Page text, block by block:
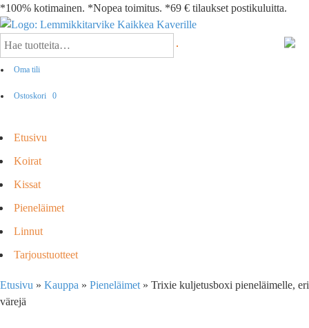
*100% kotimainen. *Nopea toimitus. *69 € tilaukset postikuluitta.
Oma tili
Ostoskori 0
Etusivu
Koirat
Kissat
Pieneläimet
Linnut
Tarjoustuotteet
Etusivu » Kauppa » Pieneläimet » Trixie kuljetusboxi pieneläimelle, eri
värejä